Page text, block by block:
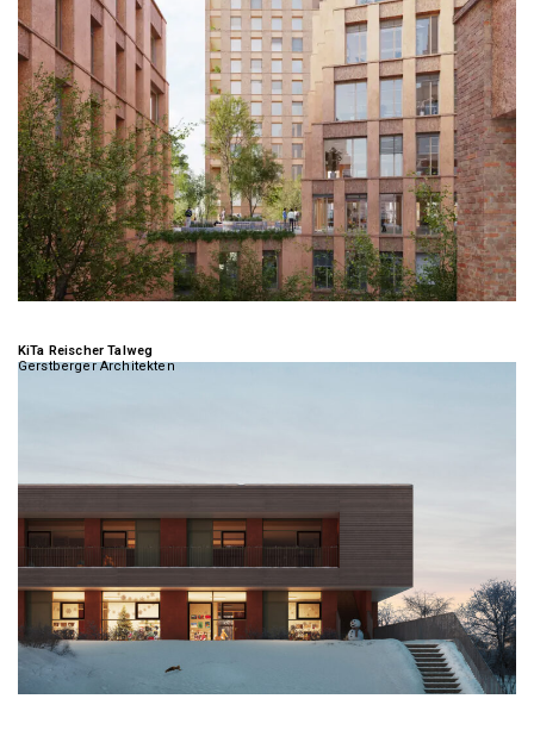
KiTa Reischer Talweg
Gerstberger Architekten